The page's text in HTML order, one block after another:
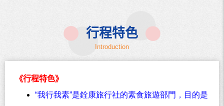
行程特色
Introduction
《行程特色》
“我行我素”是銓康旅行社的素食旅遊部門，目的是